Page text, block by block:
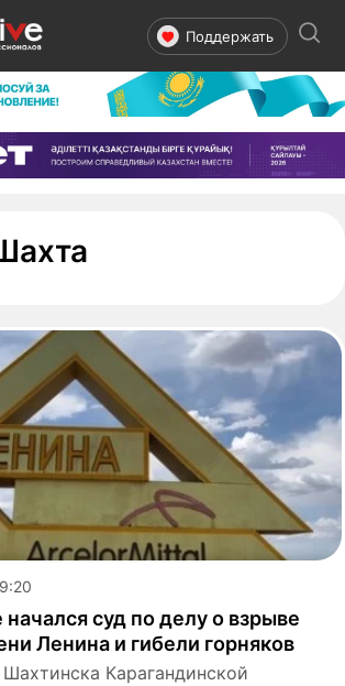
Поддержать
суд по делу о взрыве
Ленина и гибели горняков
Карагандинской